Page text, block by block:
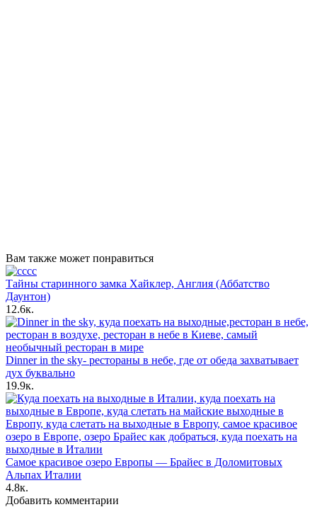
Вам также может понравиться
Тайны старинного замка Хайклер, Англия (Аббатство
Даунтон)
12.6к.
Dinner in the sky- рестораны в небе, где от обеда захватывает
дух буквально
19.9к.
Самое красивое озеро Европы — Брайес в Доломитовых
Альпах Италии
4.8к.
Добавить комментарии